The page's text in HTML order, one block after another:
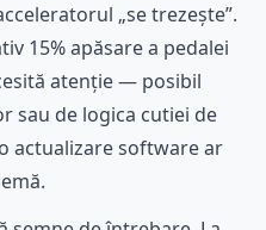
„se trezește”.
15% apăsare a pedalei
atenție — posibil
sau de logica cutiei de
actualizare software ar